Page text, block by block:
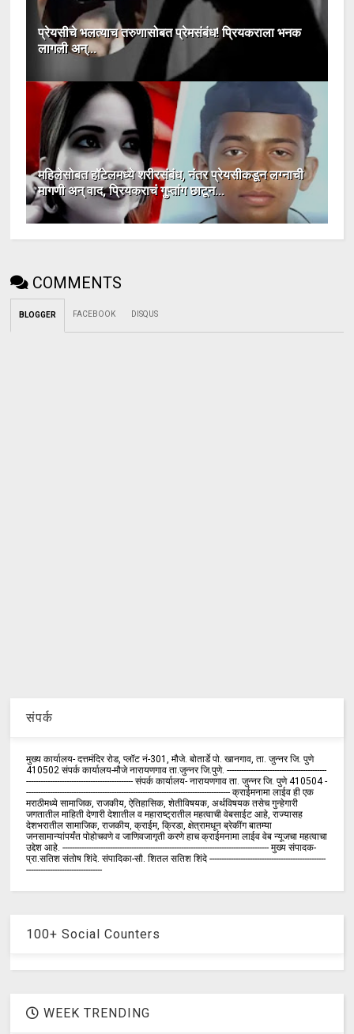
प्रेयसीचे भलत्याच तरुणासोबत प्रेमसंबंध! प्रियकराला भनक
लागली अन्...
महिलेसोबत हॉटेलमध्ये शरीरसंबंध, नंतर प्रेयसीकडून लग्नाची
मागणी अन् वाद, प्रियकराचं गुप्तांग छाटून...
COMMENTS
BLOGGER FACEBOOK DISQUS
संपर्क
मुख्य कार्यालय- दत्तमंदिर रोड, प्लॉट नं-301, मौजे. बोतार्डे पो. खानगाव, ता. जुन्नर जि. पुणे
410502 संपर्क कार्य‍ालय-मौजे नारायणगाव ता.जुन्नर जि.पुणे. ------------------------------------------
--------------------------------------------- संपर्क कार्यालय- नारायणगाव ता. जुन्नर जि. पुणे 410504 -
-------------------------------------------------------------------------------------- क्राईमनामा लाईव ही एक
मराठीमध्ये सामाजिक, राजकीय, ऐतिहासिक, शेतीविषयक, अर्थविषयक तसेच गुन्हेगारी
जगतातील माहिती देणारी देशातील व महाराष्ट्रातील महत्वाची वेबसाईट आहे, राज्यासह
देशभरातील सामाजिक, राजकीय, क्राईम, क्रिडा, क्षेत्रामधून ब्रेकींग बातम्या
जनसामान्यांपर्यंत पोहोचवणे व जाणिवजागृती करणे हाच क्राईमनामा लाईव वेब न्यूजचा महत्वाचा
उद्देश आहे. --------------------------------------------------------------------------------------- मुख्य संपादक-
प्रा.सतिश संतोष शिंदे. संपादिका-सौ. शितल सतिश शिंदे -------------------------------------------------
--------------------------------
100+ Social Counters
WEEK TRENDING